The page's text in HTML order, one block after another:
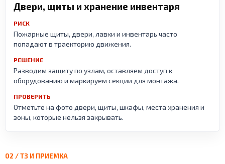
Двери, щиты и хранение инвентаря
РИСК
Пожарные щиты, двери, лавки и инвентарь часто
попадают в траекторию движения.
РЕШЕНИЕ
Разводим защиту по узлам, оставляем доступ к
оборудованию и маркируем секции для монтажа.
ПРОВЕРИТЬ
Отметьте на фото двери, щиты, шкафы, места хранения и
зоны, которые нельзя закрывать.
02 / ТЗ И ПРИЕМКА